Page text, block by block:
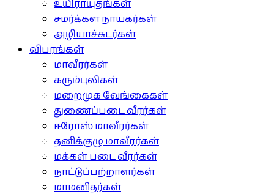
உயிராயுதங்கள்
சமர்க்கள நாயகர்கள்
அழியாச்சுடர்கள்
விபரங்கள்
மாவீரர்கள்
கரும்புலிகள்
மறைமுக வேங்கைகள்
துணைப்படை வீரர்கள்
ஈரோஸ் மாவீரர்கள்
தனிக்குழு மாவீரர்கள்
மக்கள் படை வீரர்கள்
நாட்டுப்பற்றாளர்கள்
மாமனிதர்கள்